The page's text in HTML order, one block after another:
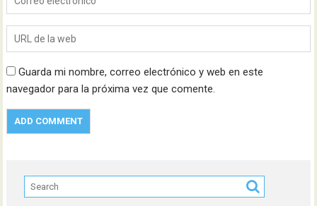
Guarda mi nombre, correo electrónico y web en este
navegador para la próxima vez que comente.